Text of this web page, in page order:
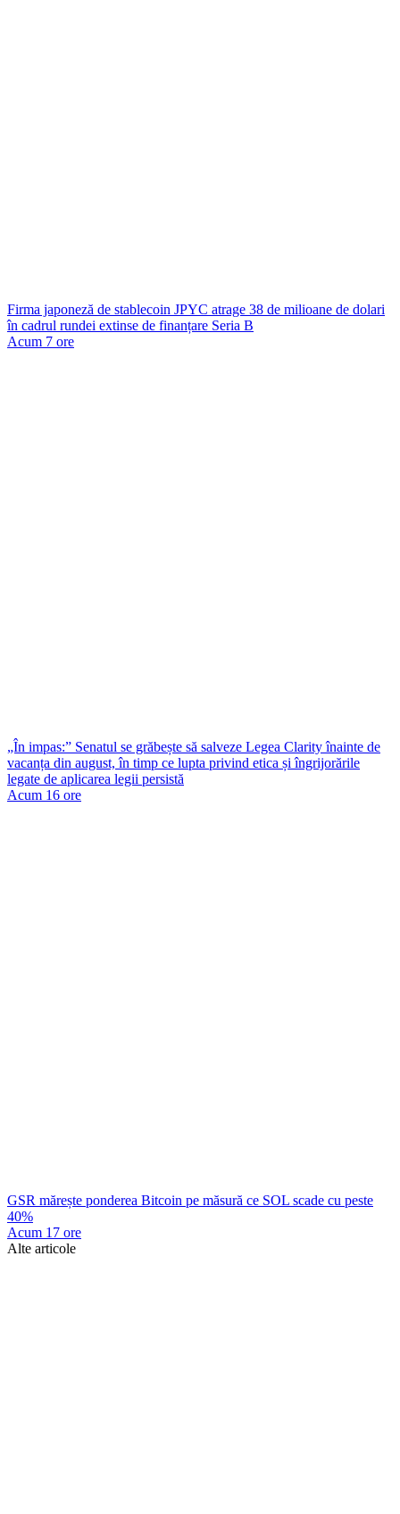
Firma japoneză de stablecoin JPYC atrage 38 de milioane de dolari
în cadrul rundei extinse de finanțare Seria B
Acum 7 ore
„În impas:” Senatul se grăbește să salveze Legea Clarity înainte de
vacanța din august, în timp ce lupta privind etica și îngrijorările
legate de aplicarea legii persistă
Acum 16 ore
GSR mărește ponderea Bitcoin pe măsură ce SOL scade cu peste
40%
Acum 17 ore
Alte articole